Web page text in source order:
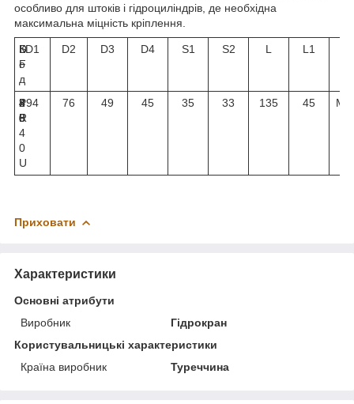
особливо для штоків і гідроциліндрів, де необхідна
максимальна міцність кріплення.
К
о
д
D
IS
L
F
D1 D2 D3 D4 S1 S2 L L1
P
R
4
0
U
4
0
8
5
2
8
3
6
94 76 49 45 35 33 135 45
Приховати
Характеристики
Основні атрибути
Виробник
Гідрокран
Користувальницькі характеристики
Країна виробник
Туреччина